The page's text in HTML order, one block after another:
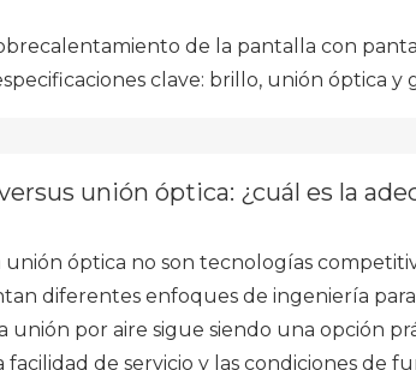
de la pantalla con
clave: brillo, unión óptica y
unión óptica: ¿cuál es la
unión óptica no son tecnologías
diferentes enfoques de ingeniería
unión por aire sigue siendo una opción
de servicio y las condiciones de